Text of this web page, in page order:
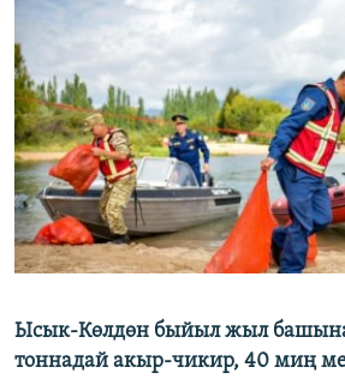
поиску
Ысык-Көлдөн быйыл жыл
тоннадай акыр-чикир, 40 миң